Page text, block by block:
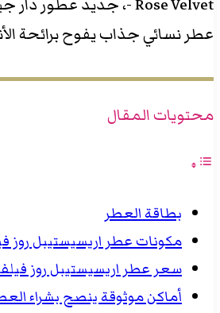
عطر نسائي جذاب يفوح برائحة
محتويات المقال
بطاقة العطر
مكونات عطر اريسيستيبل روز
سعر عطر اريسيستيبل روز
أماكن موثوقة ينصح بشراء